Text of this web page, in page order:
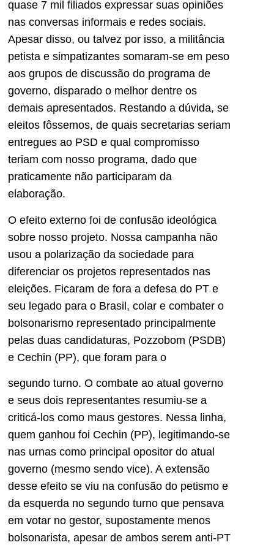
quase 7 mil filiados expressar suas opiniões
nas conversas informais e redes sociais.
Apesar disso, ou talvez por isso, a militância
petista e simpatizantes somaram-se em peso
aos grupos de discussão do programa de
governo, disparado o melhor dentre os
demais apresentados. Restando a dúvida, se
eleitos fôssemos, de quais secretarias seriam
entregues ao PSD e qual compromisso
teriam com nosso programa, dado que
praticamente não participaram da
elaboração.
O efeito externo foi de confusão ideológica
sobre nosso projeto. Nossa campanha não
usou a polarização da sociedade para
diferenciar os projetos representados nas
eleições. Ficaram de fora a defesa do PT e
seu legado para o Brasil, colar e combater o
bolsonarismo representado principalmente
pelas duas candidaturas, Pozzobom (PSDB)
e Cechin (PP), que foram para o
segundo turno. O combate ao atual governo
e seus dois representantes resumiu-se a
criticá-los como maus gestores. Nessa linha,
quem ganhou foi Cechin (PP), legitimando-se
nas urnas como principal opositor do atual
governo (mesmo sendo vice). A extensão
desse efeito se viu na confusão do petismo e
da esquerda no segundo turno que pensava
em votar no gestor, supostamente menos
bolsonarista, apesar de ambos serem anti-PT